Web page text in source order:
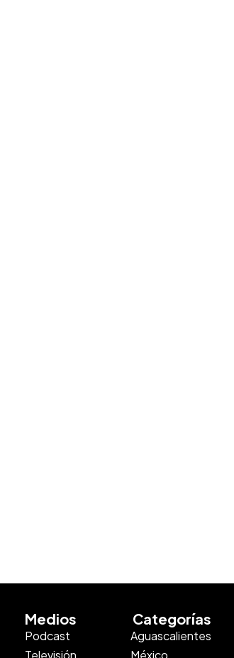
Medios
Podcast
Televisión
Categorías
Aguascalientes
México